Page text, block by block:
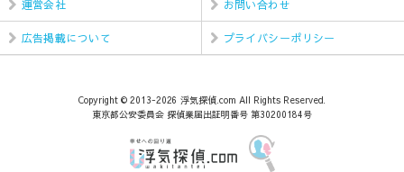
運営会社 お問い合わせ
広告掲載について プライバシーポリシー
Copyright © 2013-2026 浮気探偵.com All Rights Reserved.
東京都公安委員会 探偵業届出証明番号 第30200184号